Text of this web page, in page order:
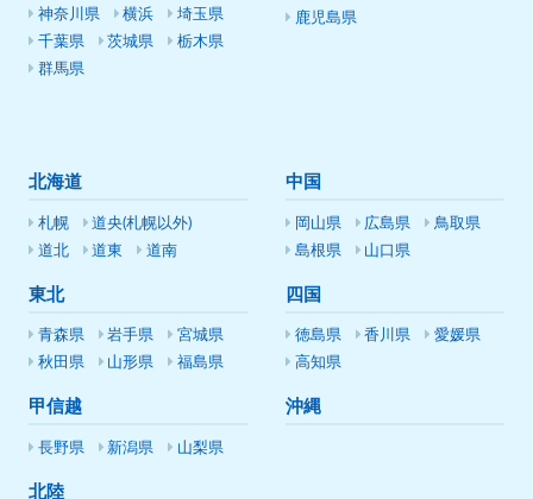
神奈川県 横浜
埼玉県
千葉県
茨城県
栃木県
群馬県
鹿児島県
北海道
札幌
道央(札幌以外)
道北
道東 道南
東北
青森県 岩手県
宮城県
秋田県
山形県 福島県
甲信越
長野県 新潟県 山梨県
北陸
中国
岡山県 広島県
鳥取県
島根県
山口県
四国
徳島県 香川県
愛媛県
高知県
沖縄